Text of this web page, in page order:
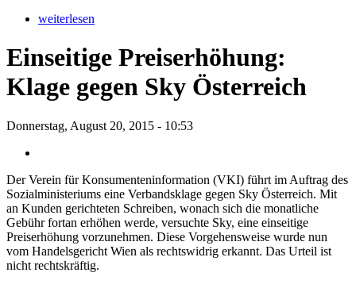
weiterlesen
Einseitige Preiserhöhung:
Klage gegen Sky Österreich
Donnerstag, August 20, 2015 - 10:53
Der Verein für Konsumenteninformation (VKI) führt im Auftrag des
Sozialministeriums eine Verbandsklage gegen Sky Österreich. Mit
an Kunden gerichteten Schreiben, wonach sich die monatliche
Gebühr fortan erhöhen werde, versuchte Sky, eine einseitige
Preiserhöhung vorzunehmen. Diese Vorgehensweise wurde nun
vom Handelsgericht Wien als rechtswidrig erkannt. Das Urteil ist
nicht rechtskräftig.